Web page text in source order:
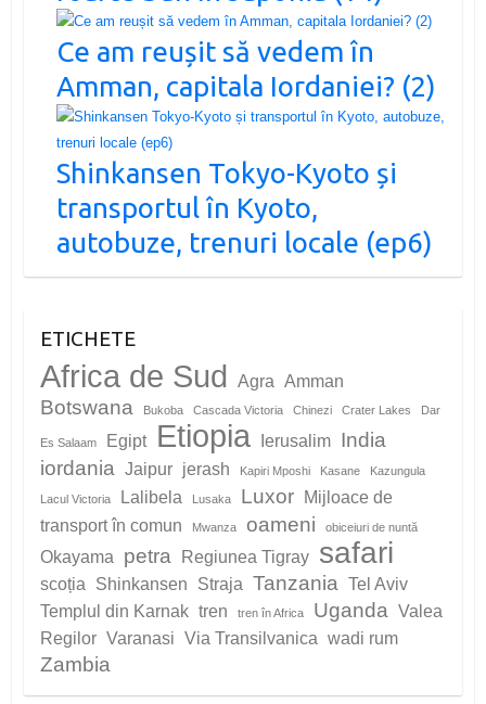
Ce am reușit să vedem în
Amman, capitala Iordaniei? (2)
Shinkansen Tokyo-Kyoto și
transportul în Kyoto,
autobuze, trenuri locale (ep6)
ETICHETE
Africa de Sud Agra Amman
Botswana Bukoba Cascada Victoria Chinezi Crater Lakes Dar
Es Salaam Egipt Etiopia Ierusalim India
iordania Jaipur jerash Kapiri Mposhi Kasane Kazungula
Lacul Victoria Lalibela Lusaka Luxor
Mijloace de
transport în comun
Mwanza oameni obiceiuri de nuntă
Okayama petra Regiunea Tigray safari
scoția Shinkansen Straja Tanzania Tel Aviv
Templul din Karnak tren tren în Africa Uganda Valea
Regilor Varanasi Via Transilvanica wadi rum
Zambia